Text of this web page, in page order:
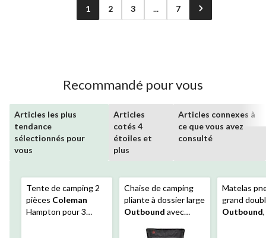
1 2 3 ... 7
Recommandé pour vous
Articles les plus
tendance
sélectionnés pour
vous
Articles
cotés 4
étoiles et
plus
Articles connexes à
ce que vous avez
consulté
Tente de camping 2
pièces Coleman
Hampton pour 3
Chaise de camping
pliante à dossier large
Outbound avec
sangle de transport,
Matelas
grand
Outbound